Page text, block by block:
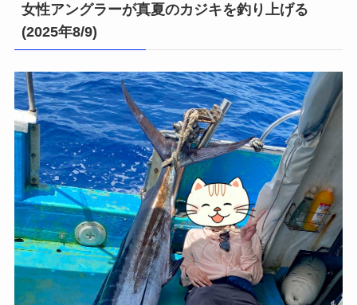
女性アングラーが真夏のカジキを釣り上げる
(2025年8/9)